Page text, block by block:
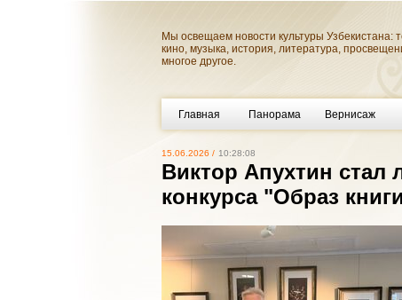
Мы освещаем новости культуры Узбекистана:
кино, музыка, история, литература,
многое другое.
Главная Панорама Вернисаж
15.06.2026 / 10:28:08
Виктор Апухтин стал
конкурса "Образ